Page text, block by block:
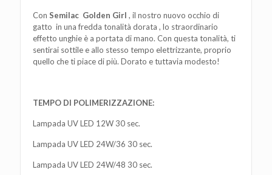
Con Semilac Golden Girl , il nostro nuovo occhio di
gatto in una fredda tonalità dorata , lo straordinario
effetto unghie è a portata di mano. Con questa tonalità, ti
sentirai sottile e allo stesso tempo elettrizzante, proprio
quello che ti piace di più. Dorato e tuttavia modesto!
TEMPO DI POLIMERIZZAZIONE:
Lampada UV LED 12W 30 sec.
Lampada UV LED 24W/36 30 sec.
Lampada UV LED 24W/48 30 sec.